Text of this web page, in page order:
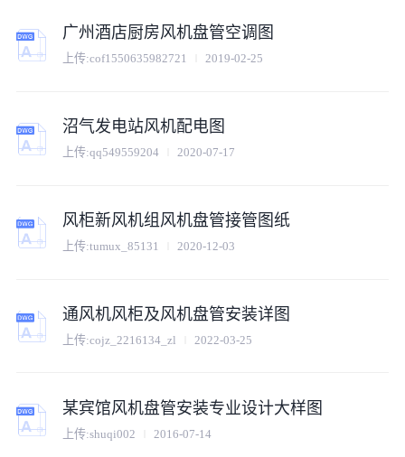
广州酒店厨房风机盘管空调图
上传:cof1550635982721 2019-02-25
沼气发电站风机配电图
上传:qq549559204 2020-07-17
风柜新风机组风机盘管接管图纸
上传:tumux_85131 2020-12-03
通风机风柜及风机盘管安装详图
上传:cojz_2216134_zl 2022-03-25
某宾馆风机盘管安装专业设计大样图
上传:shuqi002 2016-07-14